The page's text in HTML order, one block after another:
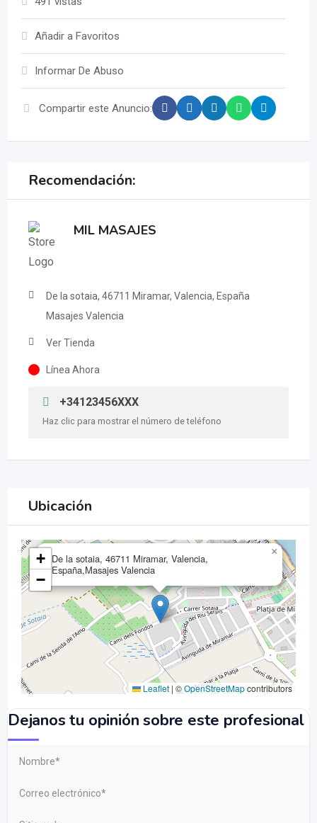
Añadir a Favoritos
Informar De Abuso
Compartir este Anuncio:
Recomendación:
MIL MASAJES
De la sotaia, 46711 Miramar, Valencia, España
Masajes Valencia
Ver Tienda
Línea Ahora
+34123456XXX
Haz clic para mostrar el número de teléfono
Ubicación
De la sotaia, 46711 Miramar, Valencia,
España,Masajes Valencia
×
+
−
Leaflet | ©OpenStreetMapcontributors
Dejanos tu opinión sobre este profesional